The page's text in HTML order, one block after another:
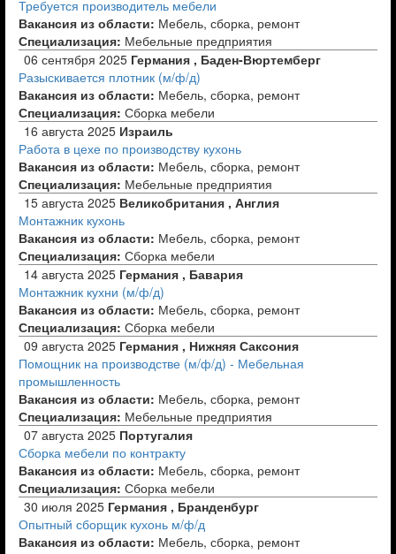
Требуется производитель мебели
Вакансия из области: Мебель, сборка, ремонт
Специализация: Мебельные предприятия
06 сентября 2025 Германия , Баден-Вюртемберг
Разыскивается плотник (м/ф/д)
Вакансия из области: Мебель, сборка, ремонт
Специализация: Сборка мебели
16 августа 2025 Израиль
Работа в цехе по производству кухонь
Вакансия из области: Мебель, сборка, ремонт
Специализация: Мебельные предприятия
15 августа 2025 Великобритания , Англия
Монтажник кухонь
Вакансия из области: Мебель, сборка, ремонт
Специализация: Сборка мебели
14 августа 2025 Германия , Бавария
Монтажник кухни (м/ф/д)
Вакансия из области: Мебель, сборка, ремонт
Специализация: Сборка мебели
09 августа 2025 Германия , Нижняя Саксония
Помощник на производстве (м/ф/д) - Мебельная
промышленность
Вакансия из области: Мебель, сборка, ремонт
Специализация: Мебельные предприятия
07 августа 2025 Португалия
Сборка мебели по контракту
Вакансия из области: Мебель, сборка, ремонт
Специализация: Сборка мебели
30 июля 2025 Германия , Бранденбург
Опытный сборщик кухонь м/ф/д
Вакансия из области: Мебель, сборка, ремонт